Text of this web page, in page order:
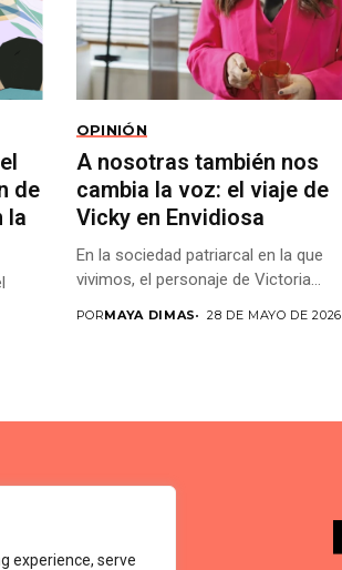
experience, serve
de
la
OPINIÓN
A nosotras también nos
cambia la voz: el viaje de
Vicky en Envidiosa
En la sociedad patriarcal en la que
vivimos, el personaje de Victoria...
PORMAYA DIMAS 28 DE MAYO DE 2026